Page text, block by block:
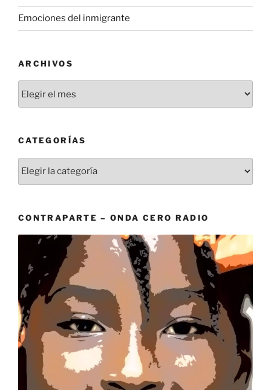
Emociones del inmigrante
ARCHIVOS
CATEGORÍAS
CONTRAPARTE – ONDA CERO RADIO